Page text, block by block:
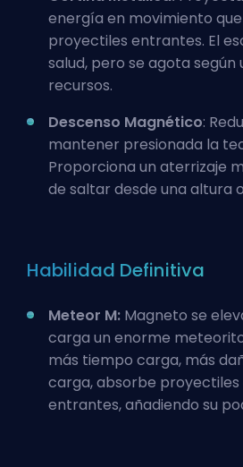
energía en movimiento
proyectiles entrantes. El
salud, pero se agota según
recursos.
Descenso Magnético:
mantener presionada la
Proporciona un aterrizaje
de saltar desde una altura
Habilidad Definitiva
Meteor M: Magneto se
carga un enorme
más tiempo carga, más
carga, absorbe proyectiles
entrantes, añadiendo su